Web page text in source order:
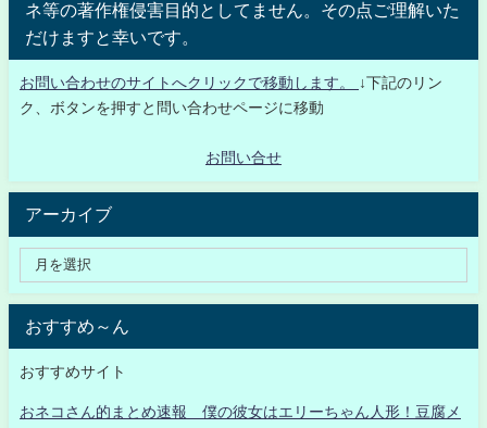
ネ等の著作権侵害目的としてません。その点ご理解いた
だけますと幸いです。
お問い合わせのサイトへクリックで移動します。
↓下記のリン
ク、ボタンを押すと問い合わせページに移動
お問い合せ
アーカイブ
おすすめ～ん
おすすめサイト
おネコさん的まとめ速報 僕の彼女はエリーちゃん人形！豆腐メ